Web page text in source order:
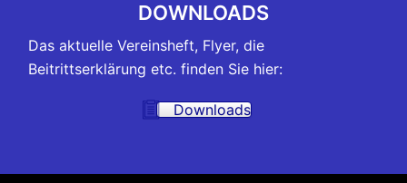
DOWNLOADS
Das aktuelle Vereinsheft, Flyer, die
Beitrittserklärung etc. finden Sie hier:
Downloads